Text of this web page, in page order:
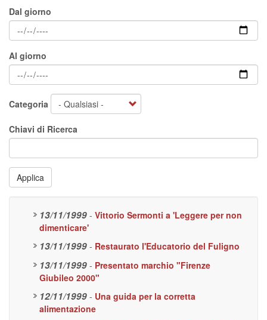
Dal giorno
Al giorno
Categoria
Chiavi di Ricerca
Applica
13/11/1999 - Vittorio Sermonti a 'Leggere per non
dimenticare'
13/11/1999 - Restaurato l'Educatorio del Fuligno
13/11/1999 - Presentato marchio "Firenze
Giubileo 2000"
12/11/1999 - Una guida per la corretta
alimentazione